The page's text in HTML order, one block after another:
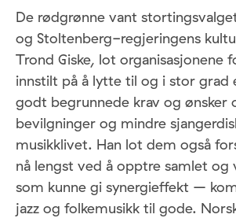
De rødgrønne vant
og Stoltenberg-regjeringens
Trond Giske, lot organisasjonene
innstilt på å lytte til og i stor grad
godt begrunnede krav og ønsker
bevilgninger og mindre
musikklivet. Han lot dem også
nå lengst ved å opptre samlet
som kunne gi synergieffekt –
jazz og folkemusikk til gode.